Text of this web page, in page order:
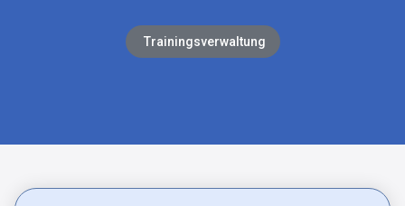
Trainingsverwaltung